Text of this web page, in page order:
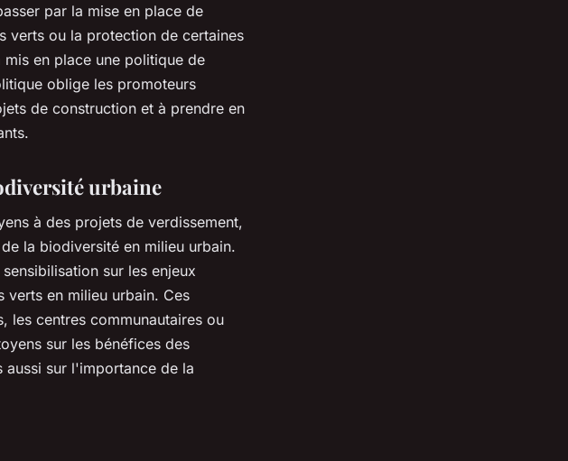
par la mise en place de
verts ou la protection de certaines
en place une politique de
oblige les promoteurs
de construction et à prendre en
urbaine
à des projets de verdissement,
la biodiversité en milieu urbain.
sur les enjeux
verts en milieu urbain. Ces
les centres communautaires ou
sur les bénéfices des
aussi sur l'importance de la